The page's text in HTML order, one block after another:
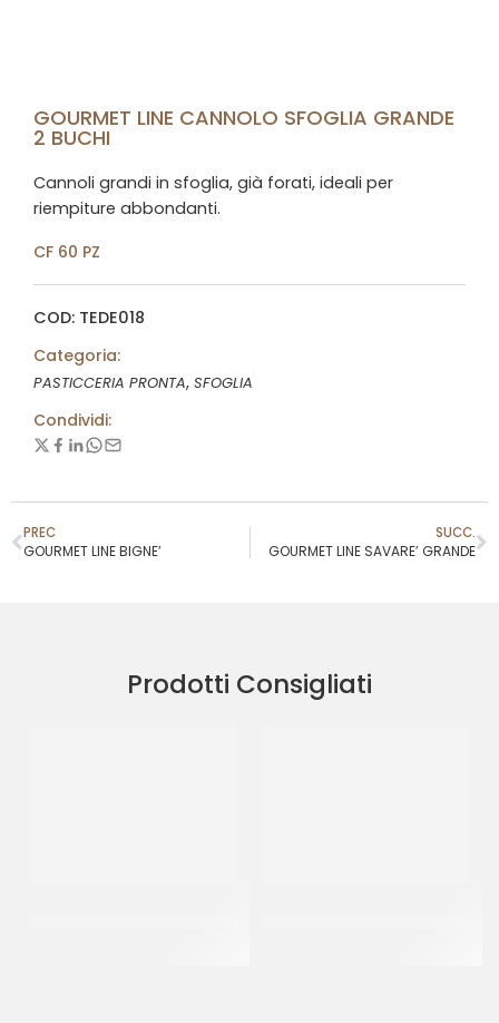
GOURMET LINE CANNOLO SFOGLIA GRANDE
2 BUCHI
Cannoli grandi in sfoglia, già forati, ideali per
riempiture abbondanti.
CF 60 PZ
COD: TEDE018
Categoria:
PASTICCERIA PRONTA, SFOGLIA
Condividi:
PREC
GOURMET LINE BIGNE’
SUCC.
GOURMET LINE SAVARE’ GRANDE
Prodotti Consigliati